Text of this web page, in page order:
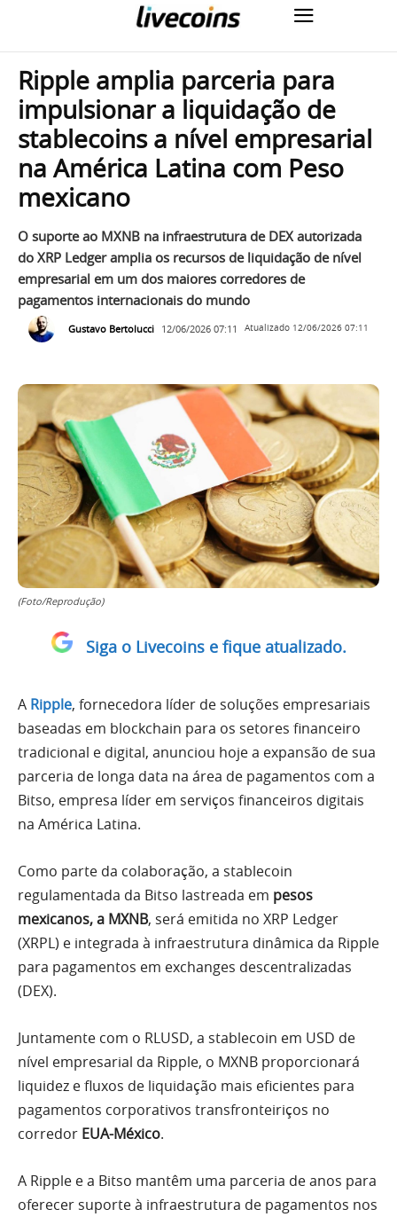
Ripple amplia parceria para
impulsionar a liquidação de
stablecoins a nível empresarial
na América Latina com Peso
mexicano
O suporte ao MXNB na infraestrutura de DEX autorizada
do XRP Ledger amplia os recursos de liquidação de nível
empresarial em um dos maiores corredores de
pagamentos internacionais do mundo
Gustavo Bertolucci 12/06/2026 07:11 Atualizado 12/06/2026 07:11
(Foto/Reprodução)
Siga o Livecoins e fique atualizado.
A Ripple, fornecedora líder de soluções empresariais
baseadas em blockchain para os setores financeiro
tradicional e digital, anunciou hoje a expansão de sua
parceria de longa data na área de pagamentos com a
Bitso, empresa líder em serviços financeiros digitais
na América Latina.
Como parte da colaboração, a stablecoin
regulamentada da Bitso lastreada em pesos
mexicanos, a MXNB, será emitida no XRP Ledger
(XRPL) e integrada à infraestrutura dinâmica da Ripple
para pagamentos em exchanges descentralizadas
(DEX).
Juntamente com o RLUSD, a stablecoin em USD de
nível empresarial da Ripple, o MXNB proporcionará
liquidez e fluxos de liquidação mais eficientes para
pagamentos corporativos transfronteiriços no
corredor EUA-México.
A Ripple e a Bitso mantêm uma parceria de anos para
oferecer suporte à infraestrutura de pagamentos nos